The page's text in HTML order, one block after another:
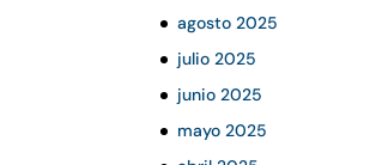
agosto 2025
julio 2025
junio 2025
mayo 2025